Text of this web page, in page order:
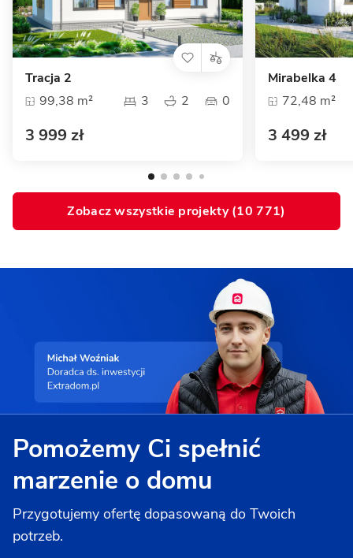
Tracja 2
99,38 m²
3 2 0
3 999 zł
Mirabelka 4
72,48 m²
3 499 zł
Zobacz wszystkie projekty (10 771)
Pomożemy Ci spełnić
marzenie o domu
Przygotujemy ofertę dopasowaną do Twoich
potrzeb.